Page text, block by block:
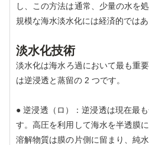
し、この方法は通常、少量の水を
規模な海水淡水化には経済的ではあ
淡水化技術
淡水化は海​​水ろ過において最も重
は逆浸透と蒸留の 2 つです。
● 逆浸透（ロ）：逆浸透は現在最
す。高圧を利用して海水を半透膜
溶解物質は膜の片側に留まり、純